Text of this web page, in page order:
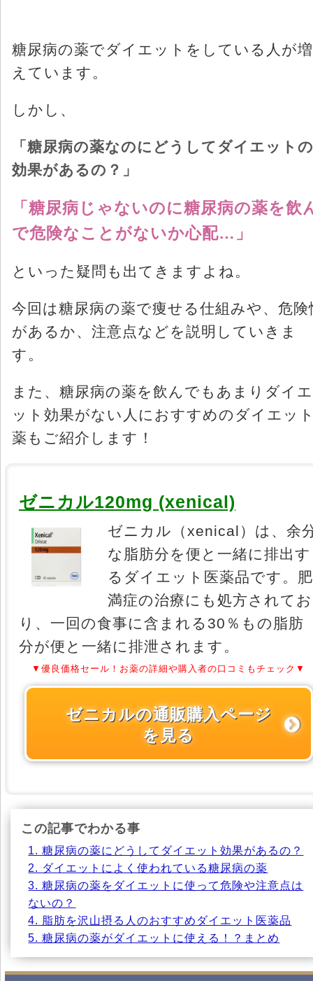
糖尿病の薬でダイエットをしている人が増
えています。
しかし、
「糖尿病の薬なのにどうしてダイエットの
効果があるの？」
「糖尿病じゃないのに糖尿病の薬を飲
で危険なことがないか心配…」
といった疑問も出てきますよね。
今回は糖尿病の薬で痩せる仕組みや、危険
があるか、注意点などを説明していきま
す。
また、糖尿病の薬を飲んでもあまりダイエ
ット効果がない人におすすめのダイエッ
薬もご紹介します！
ゼニカル120mg (xenical)
ゼニカル（xenical）は、余
な脂肪分を便と一緒に排出す
るダイエット医薬品です。肥
満症の治療にも処方されてお
り、一回の食事に含まれる30％もの脂肪
分が便と一緒に排泄されます。
▼優良価格セール！お薬の詳細や購入者の口コミもチェック▼
ゼニカルの通販購入ページ
を見る
この記事でわかる事
1. 糖尿病の薬にどうしてダイエット効果があるの？
2. ダイエットによく使われている糖尿病の薬
3. 糖尿病の薬をダイエットに使って危険や注意点は
ないの？
4. 脂肪を沢山摂る人のおすすめダイエット医薬品
5. 糖尿病の薬がダイエットに使える！？まとめ